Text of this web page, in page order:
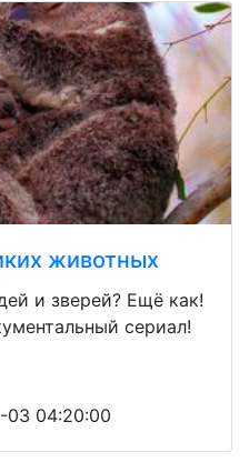
животных
и зверей? Ещё как!
сериал!
03 04:20:00